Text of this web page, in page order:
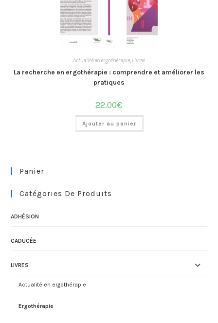
Actualité en ergothérapie, Livres
La recherche en ergothérapie : comprendre et améliorer les
pratiques
22.00€
Ajouter au panier
Panier
Catégories De Produits
ADHÉSION
CADUCÉE
LIVRES
Actualité en ergothérapie
Ergothérapie